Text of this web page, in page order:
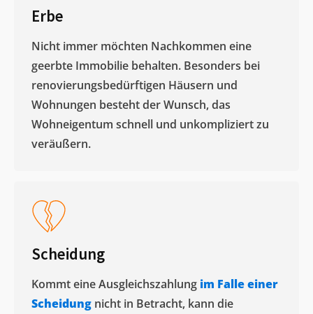
Erbe
Nicht immer möchten Nachkommen eine
geerbte Immobilie behalten. Besonders bei
renovierungsbedürftigen Häusern und
Wohnungen besteht der Wunsch, das
Wohneigentum schnell und unkompliziert zu
veräußern. ​
Scheidung
Kommt eine Ausgleichszahlung im Falle einer
Scheidung nicht in Betracht, kann die